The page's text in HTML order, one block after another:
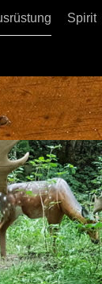
Spirit